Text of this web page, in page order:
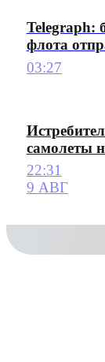
Telegraph:
флота
03:27
самолеты
22:31
9 АВГ